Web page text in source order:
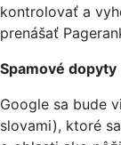
kontrolovať a
prenášať
Spamové dopyty
Google sa bude
slovami), ktoré